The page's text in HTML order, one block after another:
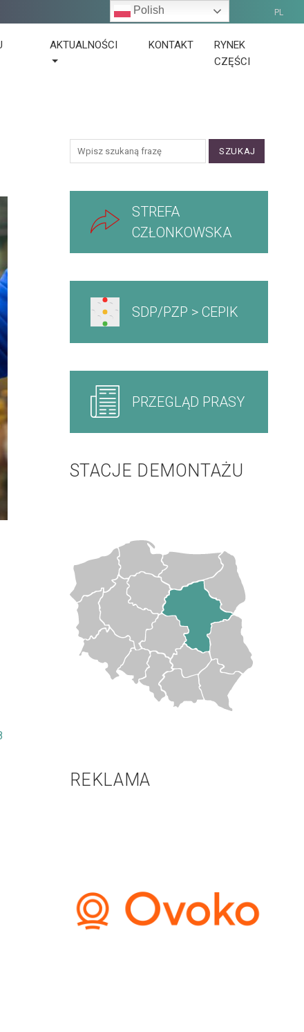
PL
AKTUALNOŚCI KONTAKT
RYNEK
CZĘŚCI
SZUKAJ
STREFA
CZŁONKOWSKA
SDP/PZP > CEPIK
PRZEGLĄD PRASY
STACJE DEMONTAŻU
REKLAMA
Polish